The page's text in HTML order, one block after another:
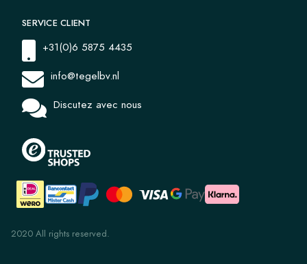
SERVICE CLIENT
+31(0)6 5875 4435
info@tegelbv.nl
Discutez avec nous
2020 All rights reserved.